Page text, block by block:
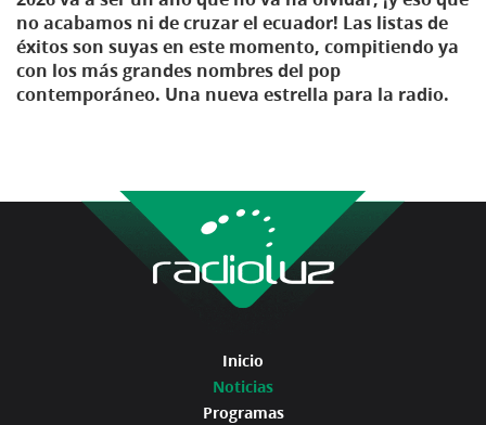
no acabamos ni de cruzar el ecuador! Las listas de
éxitos son suyas en este momento, compitiendo ya
con los más grandes nombres del pop
contemporáneo. Una nueva estrella para la radio.
Inicio
Noticias
Programas